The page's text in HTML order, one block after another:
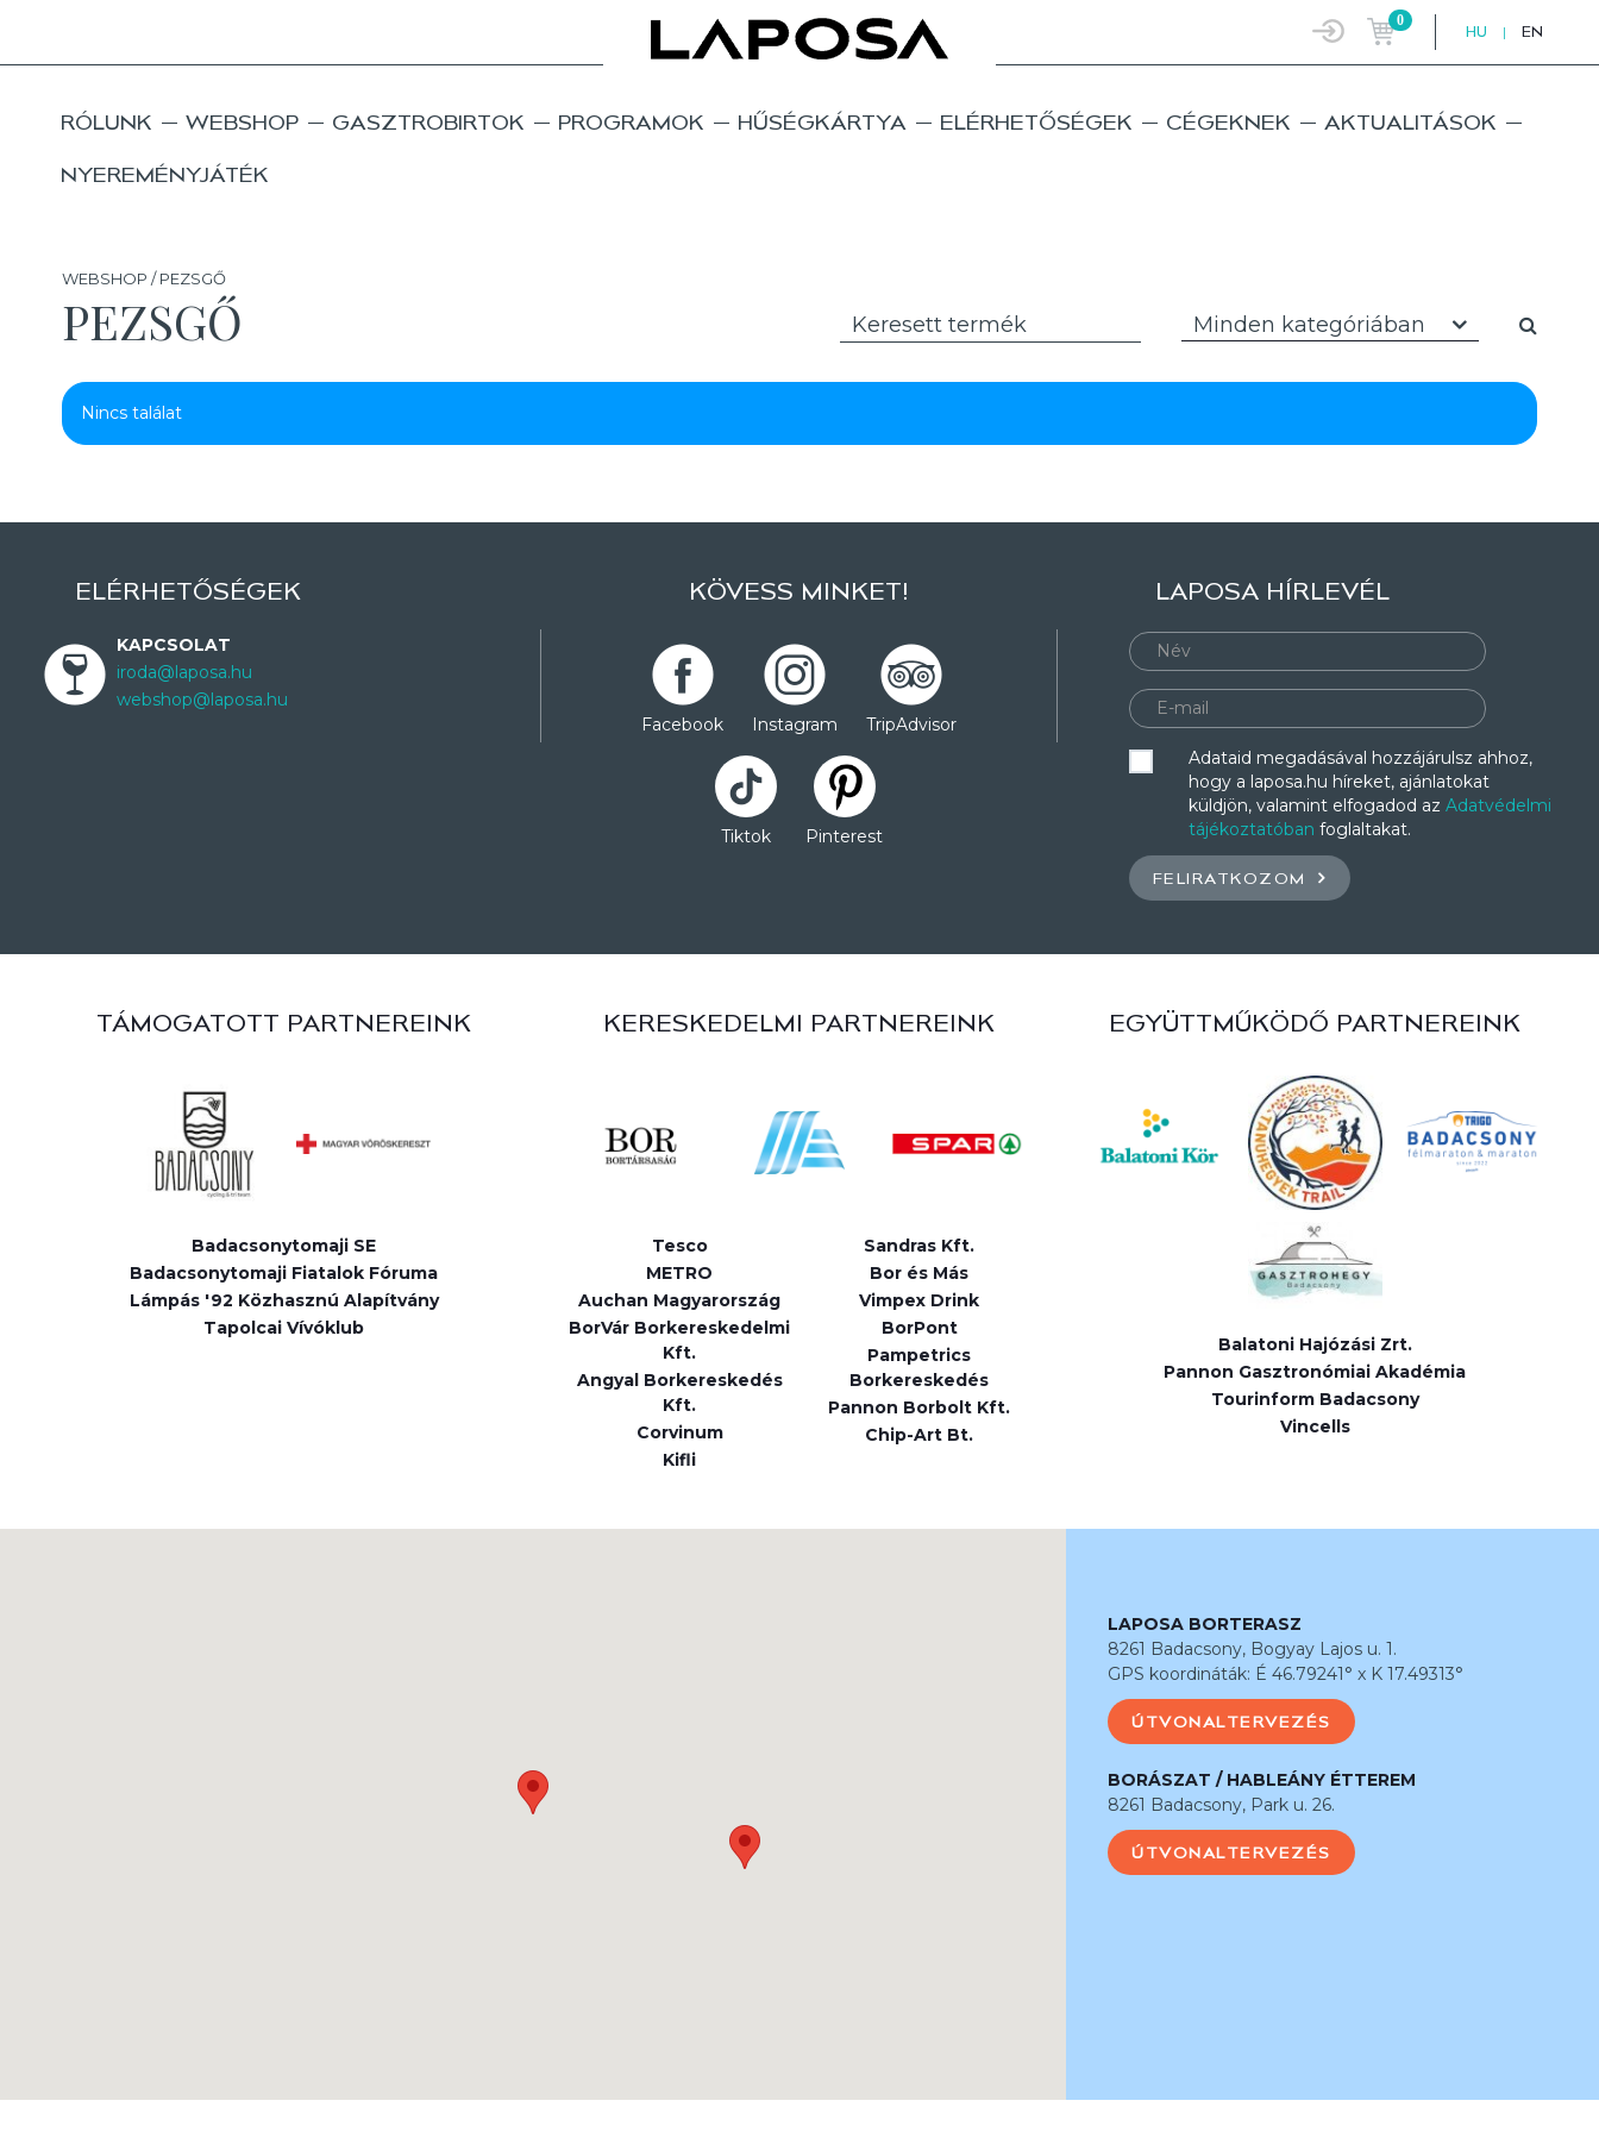
0
HU | EN
RÓLUNK WEBSHOP GASZTROBIRTOK PROGRAMOK HŰSÉGKÁRTYA ELÉRHETŐSÉGEK CÉGEKNEK AKTUALITÁSOK
NYEREMÉNYJÁTÉK
WEBSHOP / PEZSGŐ
PEZSGŐ Minden kategóriában
Nincs találat
ELÉRHETŐSÉGEK
KAPCSOLAT
iroda@laposa.hu
webshop@laposa.hu
KÖVESS MINKET!
Facebook Instagram TripAdvisor
Tiktok Pinterest
LAPOSA HÍRLEVÉL
Adataid megadásával hozzájárulsz ahhoz,
hogy a laposa.hu híreket, ajánlatokat
küldjön, valamint elfogadod az Adatvédelmi
tájékoztatóban foglaltakat.
FELIRATKOZOM
TÁMOGATOTT PARTNEREINK
Badacsonytomaji SE
Badacsonytomaji Fiatalok Fóruma
Lámpás '92 Közhasznú Alapítvány
Tapolcai Vívóklub
KERESKEDELMI PARTNEREINK
Tesco
METRO
Auchan Magyarország
BorVár Borkereskedelmi
Kft.
Angyal Borkereskedés
Kft.
Corvinum
Kifli
Sandras Kft.
Bor és Más
Vimpex Drink
BorPont
Pampetrics
Borkereskedés
Pannon Borbolt Kft.
Chip-Art Bt.
EGYÜTTMŰKÖDŐ PARTNEREINK
Balatoni Hajózási Zrt.
Pannon Gasztronómiai Akadémia
Tourinform Badacsony
Vincells
LAPOSA BORTERASZ
8261 Badacsony, Bogyay Lajos u. 1.
GPS koordináták: É 46.79241° x K 17.49313°
ÚTVONALTERVEZÉS
BORÁSZAT / HABLEÁNY ÉTTEREM
8261 Badacsony, Park u. 26.
ÚTVONALTERVEZÉS